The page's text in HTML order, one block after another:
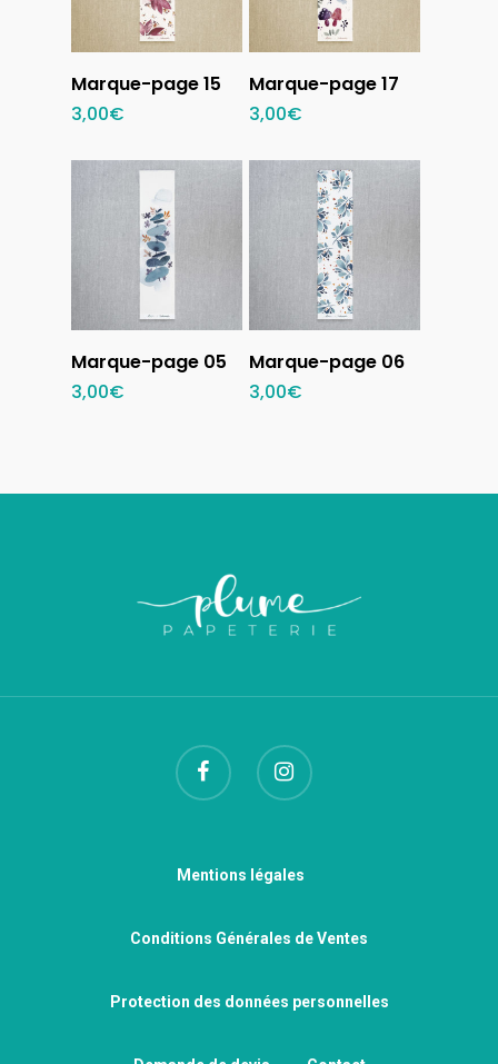
Ajouter au
panier
Marque-page 15
3,00€
Ajouter au
panier
Marque-page 17
3,00€
Ajouter au
panier
Marque-page 05
3,00€
Ajouter au
panier
Marque-page 06
3,00€
Mentions légales
Conditions Générales de Ventes
Protection des données personnelles